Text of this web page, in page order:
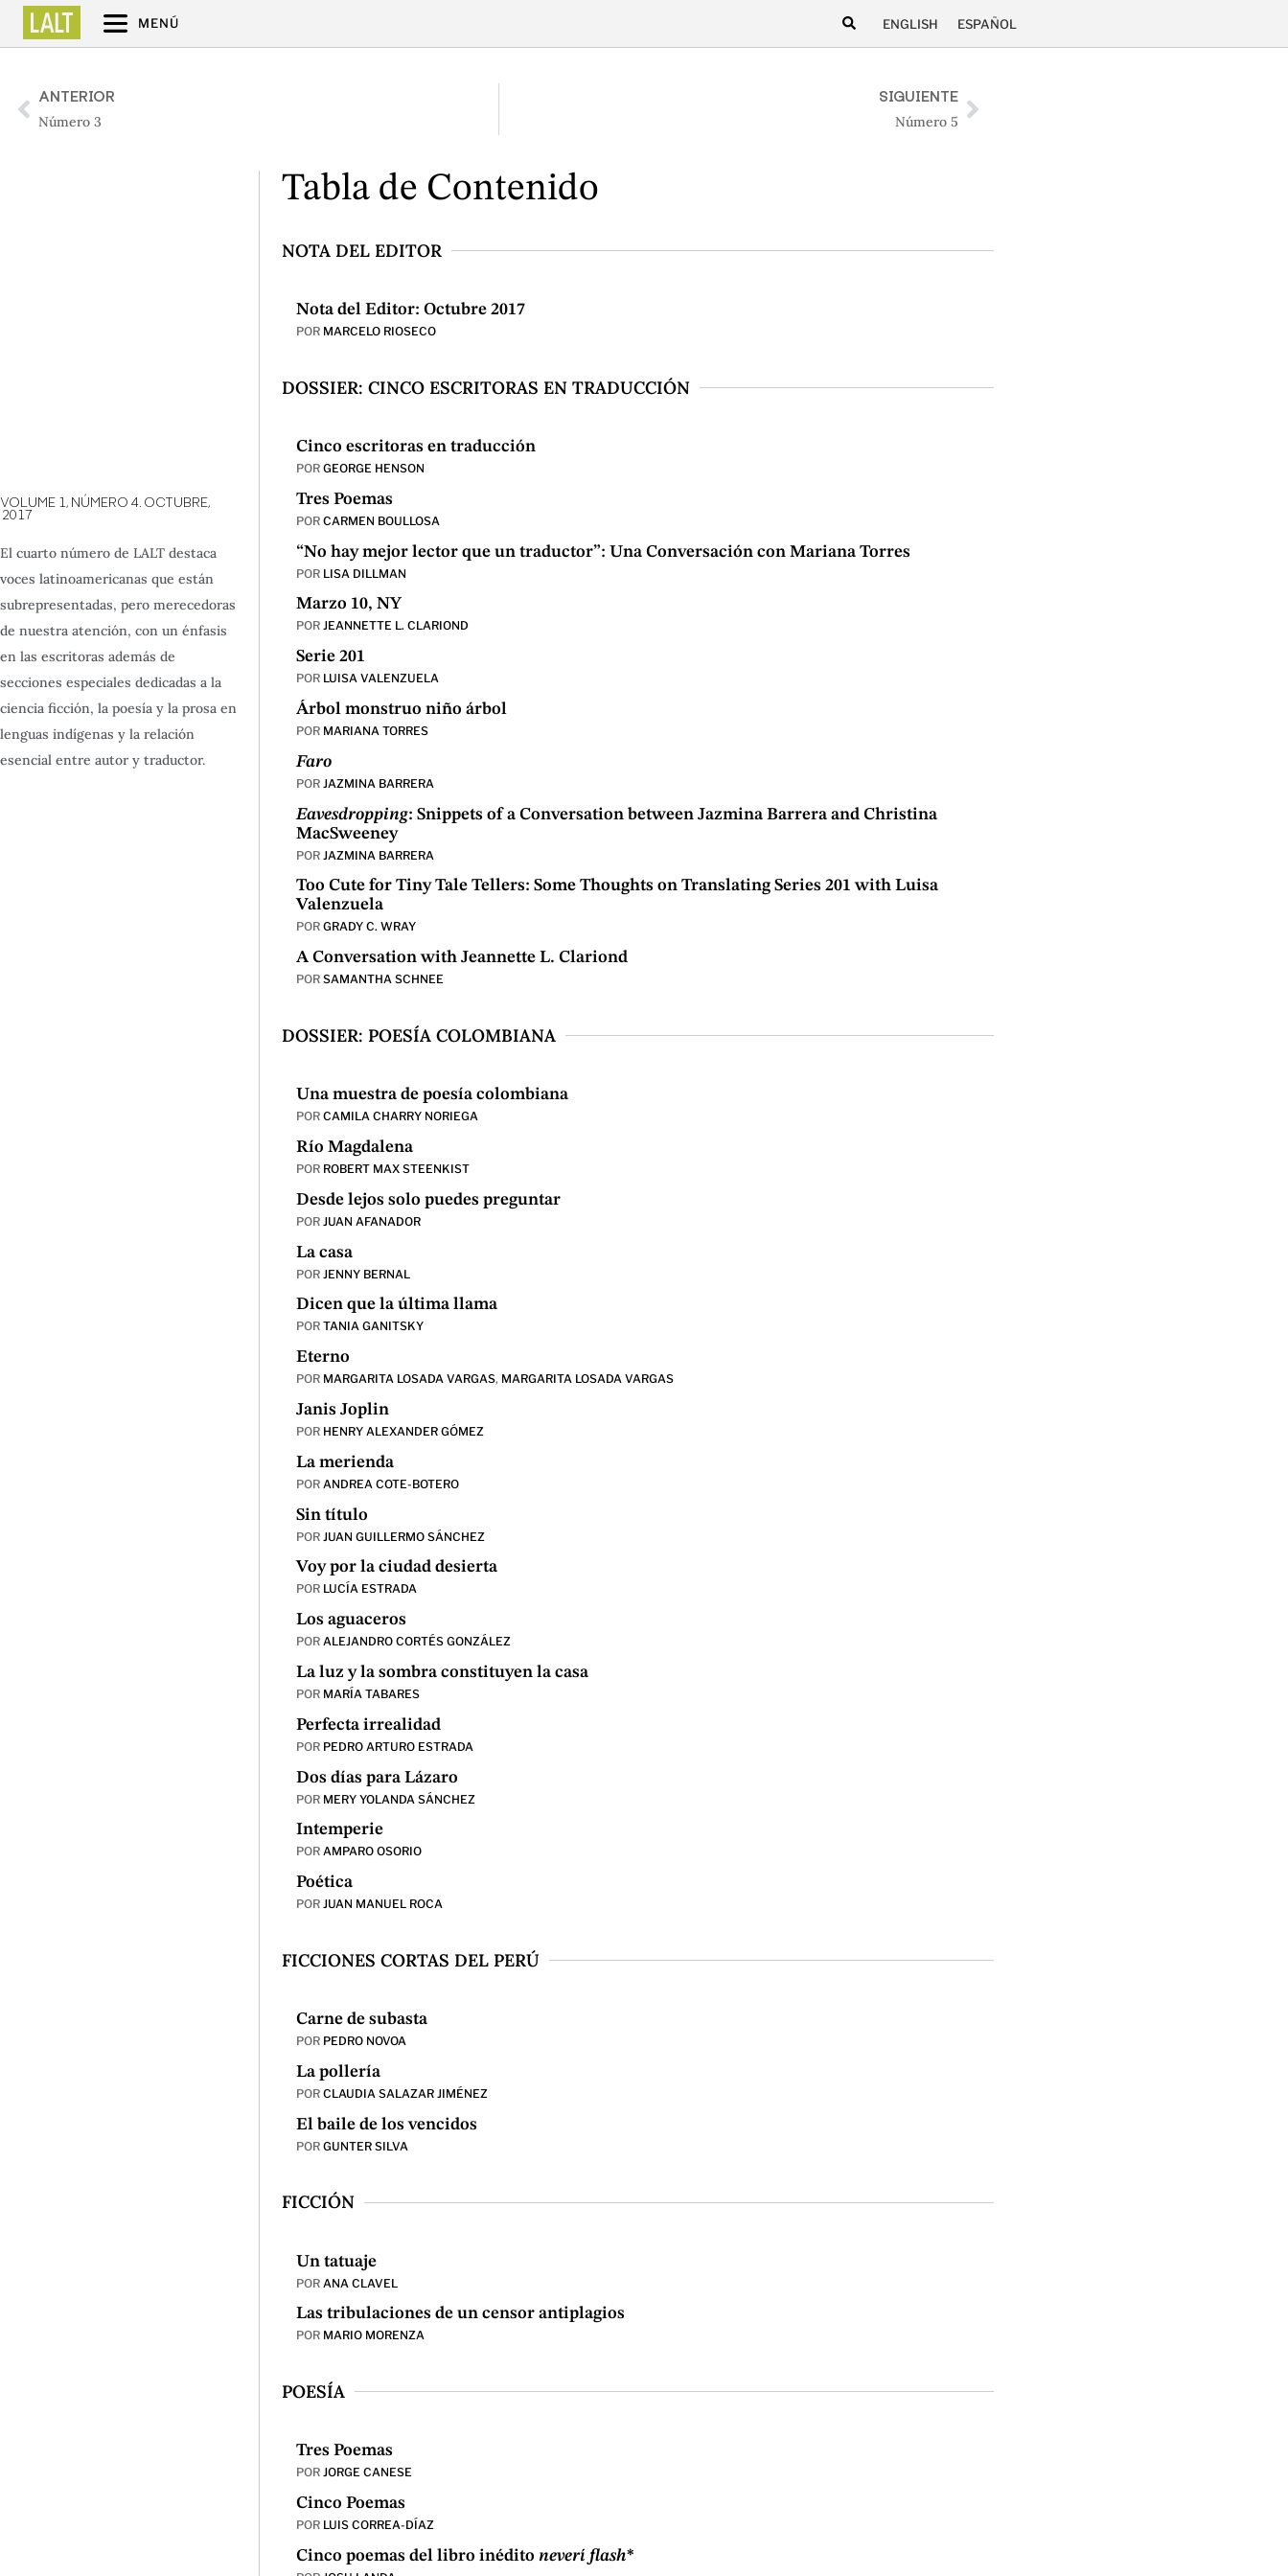
MENÚ ENGLISH ESPAÑOL
ANTERIOR
Número 3
SIGUIENTE
Número 5
VOLUME 1, NÚMERO 4. OCTUBRE,
2017
El cuarto número de LALT destaca
voces latinoamericanas que están
subrepresentadas, pero merecedoras
de nuestra atención, con un énfasis
en las escritoras además de
secciones especiales dedicadas a la
ciencia ficción, la poesía y la prosa en
lenguas indígenas y la relación
esencial entre autor y traductor.
Tabla de Contenido
NOTA DEL EDITOR
Nota del Editor: Octubre 2017
POR MARCELO RIOSECO
DOSSIER: CINCO ESCRITORAS EN TRADUCCIÓN
Cinco escritoras en traducción
PORGEORGE HENSON
Tres Poemas
PORCARMEN BOULLOSA
“No hay mejor lector que un traductor”: Una Conversación con Mariana Torres
POR LISA DILLMAN
Marzo 10, NY
PORJEANNETTE L. CLARIOND
Serie 201
POR LUISA VALENZUELA
Árbol monstruo niño árbol
POR MARIANA TORRES
Faro
PORJAZMINA BARRERA
Eavesdropping: Snippets of a Conversation between Jazmina Barrera and Christina
MacSweeney
PORJAZMINA BARRERA
Too Cute for Tiny Tale Tellers: Some Thoughts on Translating Series 201 with Luisa
Valenzuela
PORGRADY C. WRAY
A Conversation with Jeannette L. Clariond
PORSAMANTHA SCHNEE
DOSSIER: POESÍA COLOMBIANA
Una muestra de poesía colombiana
PORCAMILA CHARRY NORIEGA
Río Magdalena
POR ROBERT MAX STEENKIST
Desde lejos solo puedes preguntar
PORJUAN AFANADOR
La casa
PORJENNY BERNAL
Dicen que la última llama
PORTANIA GANITSKY
Eterno
POR MARGARITA LOSADA VARGAS, MARGARITA LOSADA VARGAS
Janis Joplin
POR HENRY ALEXANDER GÓMEZ
La merienda
POR ANDREA COTE-BOTERO
Sin título
PORJUAN GUILLERMO SÁNCHEZ
Voy por la ciudad desierta
POR LUCÍA ESTRADA
Los aguaceros
PORALEJANDRO CORTÉS GONZÁLEZ
La luz y la sombra constituyen la casa
POR MARÍA TABARES
Perfecta irrealidad
POR PEDRO ARTURO ESTRADA
Dos días para Lázaro
POR MERY YOLANDA SÁNCHEZ
Intemperie
PORAMPARO OSORIO
Poética
PORJUAN MANUEL ROCA
FICCIONES CORTAS DEL PERÚ
Carne de subasta
POR PEDRO NOVOA
La pollería
PORCLAUDIA SALAZAR JIMÉNEZ
El baile de los vencidos
PORGUNTER SILVA
FICCIÓN
Un tatuaje
POR ANA CLAVEL
Las tribulaciones de un censor antiplagios
POR MARIO MORENZA
POESÍA
Tres Poemas
PORJORGE CANESE
Cinco Poemas
POR LUIS CORREA-DÍAZ
Cinco poemas del libro inéditoneverí flash*